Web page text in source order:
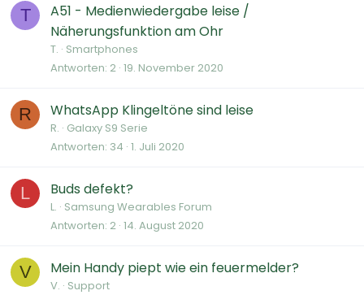
T
A51 - Medienwiedergabe leise /
Näherungsfunktion am Ohr
T. Smartphones
Antworten 2 19. November 2020
R WhatsApp Klingeltöne sind leise
R. Galaxy S9 Serie
Antworten 34 1. Juli 2020
L Buds defekt?
L. Samsung Wearables Forum
Antworten 2 14. August 2020
V Mein Handy piept wie ein feuermelder?
V. Support